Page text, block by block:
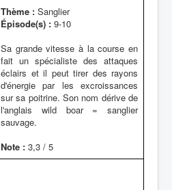
Thème : Sanglier
Épisode(s) : 9-10
Sa grande vitesse à la course en
fait un spécialiste des attaques
éclairs et il peut tirer des rayons
d'énergie par les excroissances
sur sa poitrine. Son nom dérive de
l'anglais wild boar = sanglier
sauvage.
Note : 3,3 / 5